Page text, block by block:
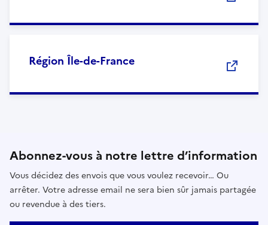
Région Île-de-France
Abonnez-vous à notre lettre d’information
Vous décidez des envois que vous voulez recevoir… Ou
arrêter. Votre adresse email ne sera bien sûr jamais partagée
ou revendue à des tiers.